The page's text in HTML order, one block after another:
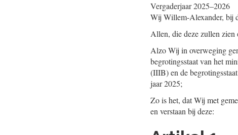
Vergaderjaar 2025‒2026
Wij Willem-Alexander, bij
Allen, die deze zullen zien
Alzo Wij in overweging
begrotingsstaat van het
(IIIB) en de
jaar 2025;
Zo is het, dat Wij met
en verstaan bij deze: